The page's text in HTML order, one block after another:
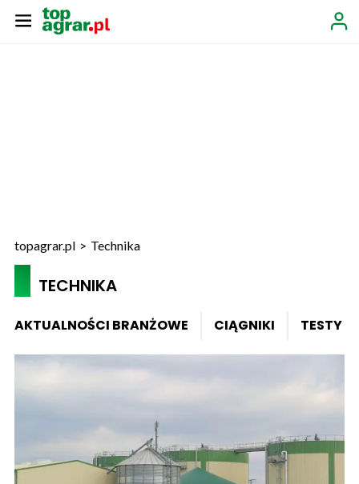
topagrar.pl > Technika
TECHNIKA
AKTUALNOŚCI BRANŻOWE CIĄGNIKI TESTY